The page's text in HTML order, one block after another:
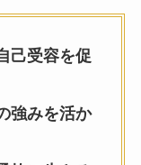
己受容を促
強みを活か